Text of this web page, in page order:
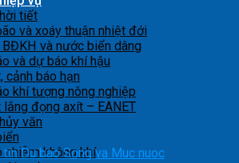
tiết
và xoáy thuận nhiệt đới
BĐKH và nước biển dâng
và dự báo khí hậu
cảnh báo hạn
khí tượng nông nghiệp
lắng đọng axít – EANET
văn
nhiễm không khí
Du bao Song va Muc nuoc